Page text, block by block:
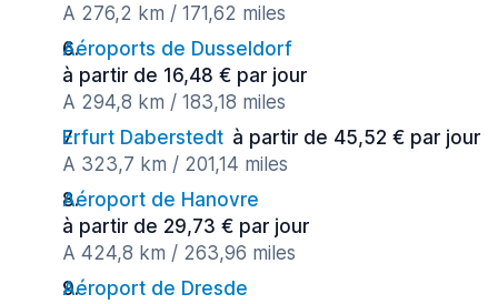
A 276,2 km / 171,62 miles
Aéroports de Dusseldorf
à partir de 16,48 € par jour
A 294,8 km / 183,18 miles
Erfurt Daberstedt à partir de 45,52 € par jour
A 323,7 km / 201,14 miles
Aéroport de Hanovre
à partir de 29,73 € par jour
A 424,8 km / 263,96 miles
Aéroport de Dresde